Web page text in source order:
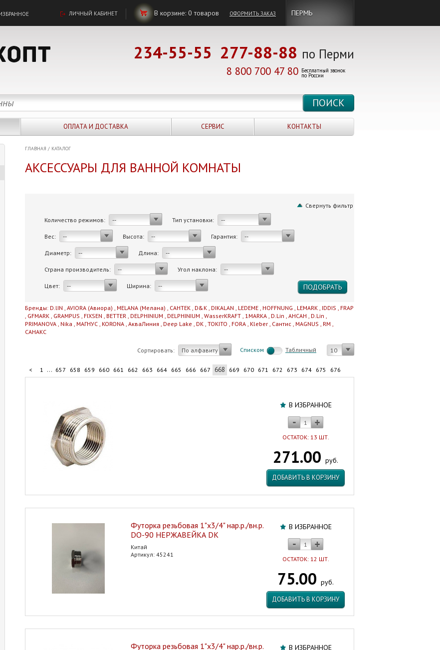
ЛИЧНЫЙ КАБИНЕТ В корзине: 0товаров ОФОРМИТЬ ЗАКАЗ ПЕРМЬ
234-55-55 277-88-88 по Перми
8 800 700 47 80 Бесплатный звонок
по России
ОПЛАТА И ДОСТАВКА СЕРВИС КОНТАКТЫ
ГЛАВНАЯ / КАТАЛОГ
АКСЕССУАРЫ ДЛЯ ВАННОЙ КОМНАТЫ
Свернуть фильтр
Количество режимов:
-- Тип установки: --
Вес: -- Высота: -- Гарантия: --
Диаметр: -- Длина: --
Страна производитель: -- Угол наклона: --
Цвет: -- Ширина: --
Бренды: D.lIN , AVIORA (Авиора) , MELANA (Мелана) , САНТЕК , D&K , DIKALAN , LEDEME , HOFFNUNG , LEMARK , IDDIS , FRAP
, GFMARK , GRAMPUS , FIXSEN , BETTER , DELPHINIUM , DELPHINIUM , WasserKRAFT , 1MARKA , D.Lin , AHCAH , D.Lin ,
PRIMANOVA , Nika , МАГНУС , KORONA , АкваЛиния , Deep Lake , DK , TOKITO , FORA , Kleber , Сантис , MAGNUS , RM ,
САНАКС
Сортировать: По алфавиту Cписком Табличный 10
< 1 ... 657 658 659 660 661 662 663 664 665 666 667 668 669 670 671 672 673 674 675
676
В ИЗБРАННОЕ
ОСТАТОК: 13 ШТ.
271.00 руб.
ДОБАВИТЬ В КОРЗИНУ
В ИЗБРАННОЕ
ОСТАТОК: 12 ШТ.
75.00 руб.
ДОБАВИТЬ В КОРЗИНУ
Футорка резьбовая 1"х3/4" нар.р./вн.р.
DO-90 НЕРЖАВЕЙКА DK
Китай
Артикул: 45241
В ИЗБРАННОЕ
Футорка резьбовая 1"х3/4" нар.р./вн.р.